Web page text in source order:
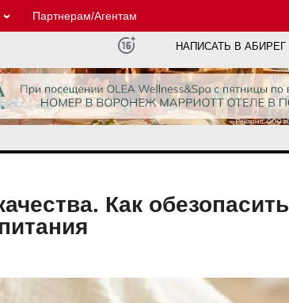
Партнерам/Агентам
НАПИСАТЬ В АБИРЕГ
Как обезопасить